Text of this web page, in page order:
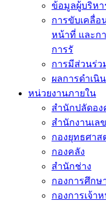
ข้อมูลผู้บริหา
การขับเคลื่อ
หน้าที่ และก
การรั
การมีส่วนร่ว
ผลการดำเนิ
หน่วยงานภายใน
สำนักปลัดอง
สำนักงานเล
กองยุทธศา
กองคลัง
สำนักช่าง
กองการศึกษ
กองการเจ้า